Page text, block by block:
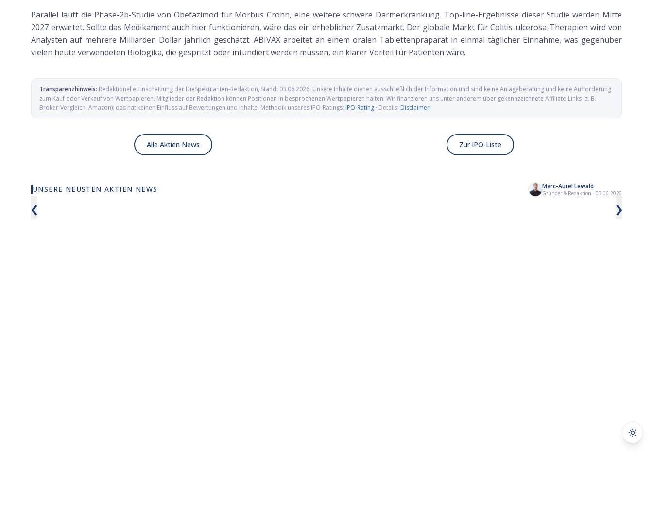
Parallel läuft die Phase-2b-Studie von Obefazimod für Morbus Crohn, eine weitere schwere Darmerkrankung. Top-line-Ergebnisse dieser Studie werden Mitte
2027 erwartet. Sollte das Medikament auch hier funktionieren, wäre das ein erheblicher Zusatzmarkt. Der globale Markt für Colitis-ulcerosa-Therapien wird von
Analysten auf mehrere Milliarden Dollar jährlich geschätzt. ABIVAX arbeitet an einem oralen Tablettenpräparat in einmal täglicher Einnahme, was gegenüber
vielen heute verwendeten Biologika, die gespritzt oder infundiert werden müssen, ein klarer Vorteil für Patienten wäre.
Transparenzhinweis: Redaktionelle Einschätzung der DieSpekulanten-Redaktion, Stand: 03.06.2026. Unsere Inhalte dienen ausschließlich der Information und sind keine Anlageberatung und keine Aufforderung
zum Kauf oder Verkauf von Wertpapieren. Mitglieder der Redaktion können Positionen in besprochenen Wertpapieren halten. Wir finanzieren uns unter anderem über gekennzeichnete Affiliate-Links (z. B.
Broker-Vergleich, Amazon); das hat keinen Einfluss auf Bewertungen und Inhalte. Methodik unseres IPO-Ratings: IPO-Rating · Details: Disclaimer
Alle Aktien News Zur IPO-Liste
UNSERE NEUSTEN AKTIEN NEWS Marc-Aurel Lewald
Gründer & Redaktion · 03.06.2026
X-Energy springt fast 12 Prozent und
IBM erlebt den schwärzesten
Börsentag seiner Geschichte
Starke Zahlen
‹ ›